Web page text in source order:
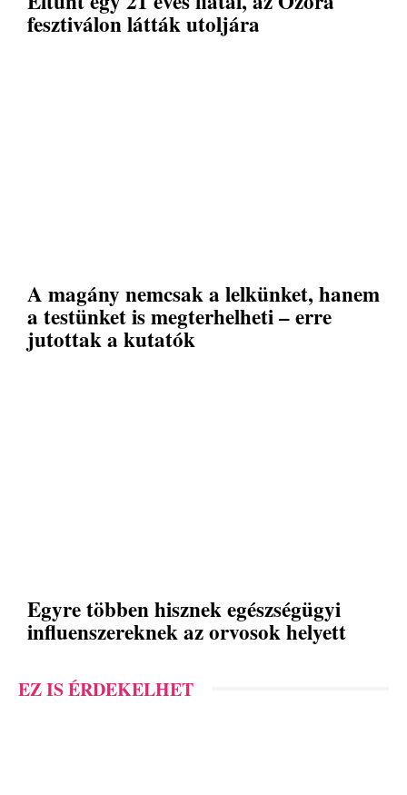
fesztiválon látták utoljára
A magány nemcsak a lelkünket, hanem
a testünket is megterhelheti – erre
jutottak a kutatók
Egyre többen hisznek egészségügyi
influenszereknek az orvosok helyett
EZ IS ÉRDEKELHET